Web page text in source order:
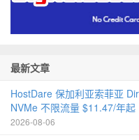
最新文章
HostDare 保加利亚索菲亚
NVMe 不限流量 $11.47/年起
2026-08-06